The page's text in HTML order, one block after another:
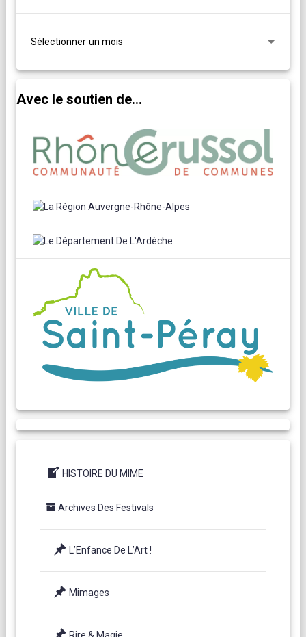
Avec le soutien de...
HISTOIRE DU MIME
Archives Des Festivals
L’Enfance De L’Art !
Mimages
Rire & Magie